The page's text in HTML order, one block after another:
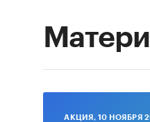
AКЦИЯ, 10 НОЯБРЯ